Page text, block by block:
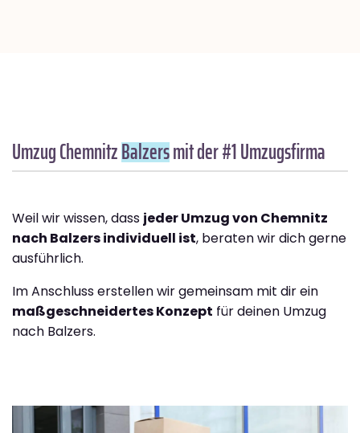
Umzug ChemnitzBalzersmit der #1 Umzugsfirma
Weil wir wissen, dass jeder Umzug von Chemnitz
nach Balzers individuell ist, beraten wir dich gerne
ausführlich.
Im Anschluss erstellen wir gemeinsam mit dir ein
maßgeschneidertes Konzept für deinen Umzug
nach Balzers.